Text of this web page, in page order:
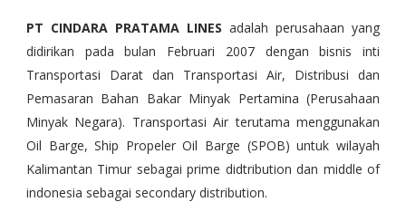
PT CINDARA PRATAMA LINESadalah perusahaan yang
didirikan pada bulan Februari 2007 dengan bisnis inti
Transportasi Darat dan Transportasi Air, Distribusi dan
Pemasaran Bahan Bakar Minyak Pertamina (Perusahaan
Minyak Negara). Transportasi Air terutama menggunakan
Oil Barge, Ship Propeler Oil Barge (SPOB) untuk wilayah
Kalimantan Timur sebagai prime didtribution dan middle of
indonesia sebagai secondary distribution.